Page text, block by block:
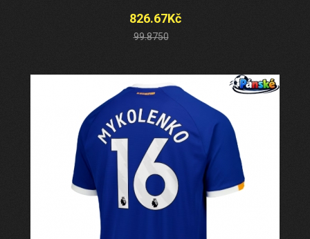
826.67Kč
99.8750